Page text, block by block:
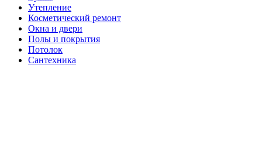
Утепление
Косметический ремонт
Окна и двери
Полы и покрытия
Потолок
Сантехника